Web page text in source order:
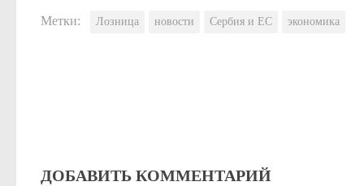
Метки: Лозница новости Сербия и ЕС экономика
ДОБАВИТЬ КОММЕНТАРИЙ